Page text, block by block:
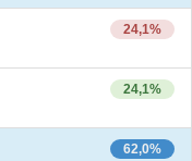
24,1%
24,1%
62,0%